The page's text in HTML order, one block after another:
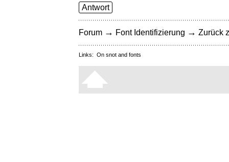
Antwort
Forum → Font Identifizierung → Zurück
Links: On snot and fonts